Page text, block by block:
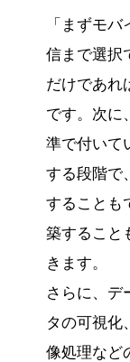
「まずモ
信まで選択
だけであれ
です。次に
準で付いて
する段階で
することも
築すること
きます。
さらに、デ
タの可視化
像処理など